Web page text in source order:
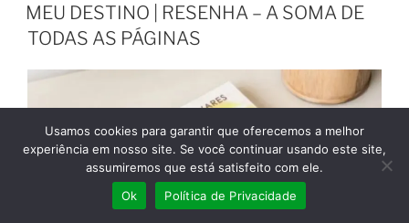
MEU DESTINO | RESENHA – A SOMA DE
TODAS AS PÁGINAS
Usamos cookies para garantir que oferecemos a melhor
experiência em nosso site. Se você continuar usando este site,
assumiremos que está satisfeito com ele.
Ok
Política de Privacidade